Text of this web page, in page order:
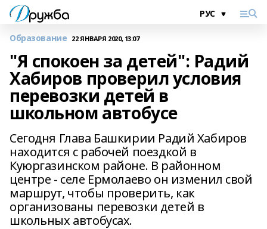
Образование 22 ЯНВАРЯ 2020, 13:07
"Я спокоен за детей": Радий
Хабиров проверил условия
перевозки детей в
школьном автобусе
Сегодня Глава Башкирии Радий Хабиров
находится с рабочей поездкой в
Куюргазинском районе. В районном
центре - селе Ермолаево он изменил свой
маршрут, чтобы проверить, как
организованы перевозки детей в
школьных автобусах.